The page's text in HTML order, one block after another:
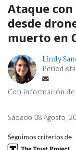
Ataque
desde
muerto en
Lindy
Con información de
Sábado 08 Agosto,
Seguimos criterios de